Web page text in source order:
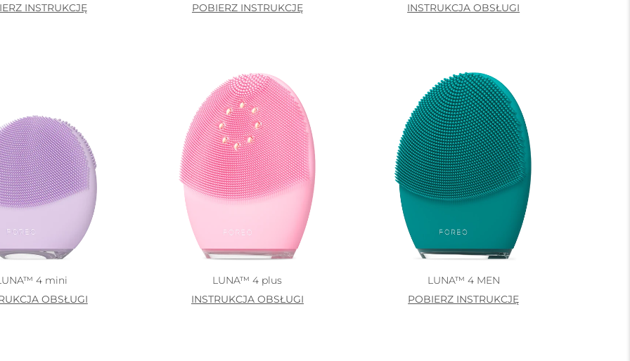
INSTRUKCJĘ
POBIERZ INSTRUKCJĘ
INSTRUKCJA OBSŁUGI
4 mini
OBSŁUGI
LUNA™ 4 plus
INSTRUKCJA OBSŁUGI
LUNA™ 4 MEN
POBIERZ INSTRUKCJĘ